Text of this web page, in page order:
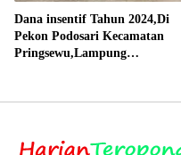
Dana insentif Tahun 2024,Di
Pekon Podosari Kecamatan
Pringsewu,Lampung